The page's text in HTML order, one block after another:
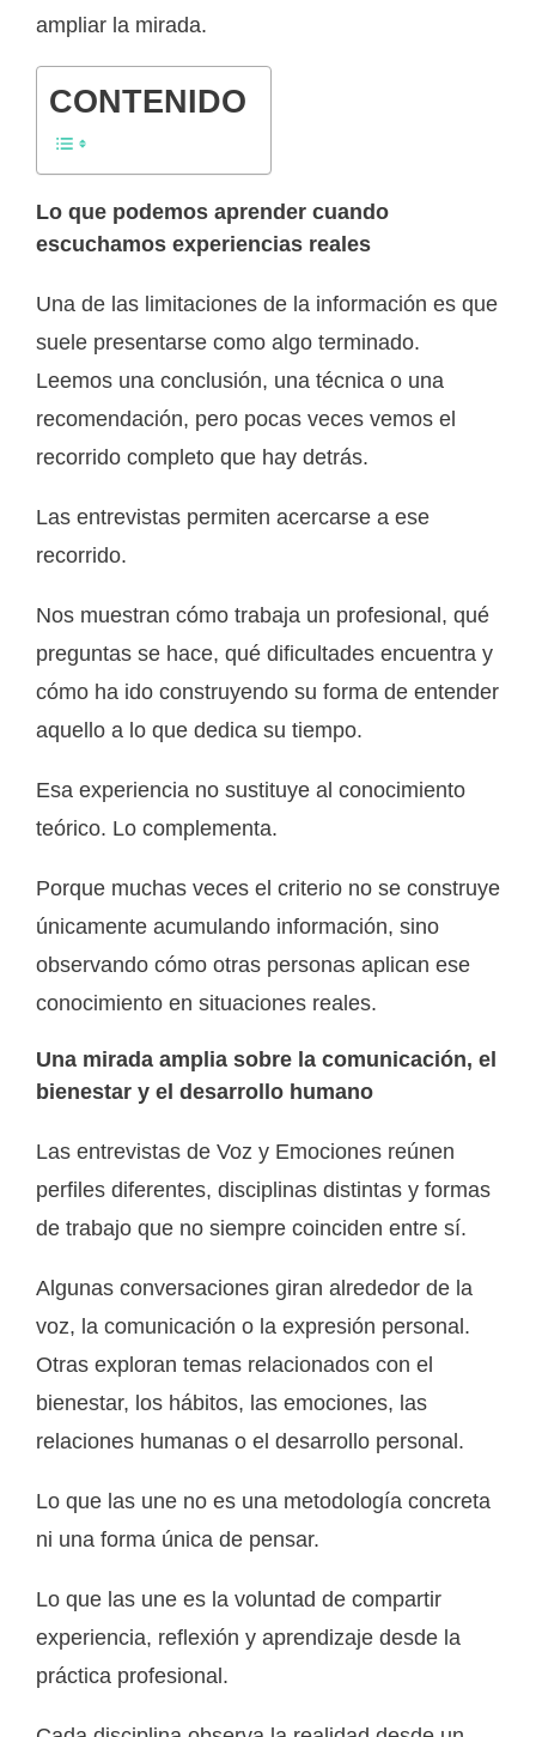
ampliar la mirada.
CONTENIDO
Lo que podemos aprender cuando
escuchamos experiencias reales
Una de las limitaciones de la información es que
suele presentarse como algo terminado.
Leemos una conclusión, una técnica o una
recomendación, pero pocas veces vemos el
recorrido completo que hay detrás.
Las entrevistas permiten acercarse a ese
recorrido.
Nos muestran cómo trabaja un profesional, qué
preguntas se hace, qué dificultades encuentra y
cómo ha ido construyendo su forma de entender
aquello a lo que dedica su tiempo.
Esa experiencia no sustituye al conocimiento
teórico. Lo complementa.
Porque muchas veces el criterio no se construye
únicamente acumulando información, sino
observando cómo otras personas aplican ese
conocimiento en situaciones reales.
Una mirada amplia sobre la comunicación, el
bienestar y el desarrollo humano
Las entrevistas de Voz y Emociones reúnen
perfiles diferentes, disciplinas distintas y formas
de trabajo que no siempre coinciden entre sí.
Algunas conversaciones giran alrededor de la
voz, la comunicación o la expresión personal.
Otras exploran temas relacionados con el
bienestar, los hábitos, las emociones, las
relaciones humanas o el desarrollo personal.
Lo que las une no es una metodología concreta
ni una forma única de pensar.
Lo que las une es la voluntad de compartir
experiencia, reflexión y aprendizaje desde la
práctica profesional.